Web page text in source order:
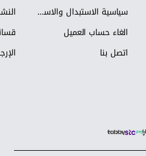
سياسية الاستبدال والاسترجاع
الغاء حساب العميل
اتصل بنا